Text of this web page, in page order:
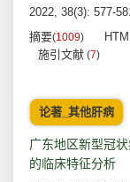
2022, 38(3): 577-
摘要(1009)
施引文献 (7)
论著_其他肝病
广东地区新型冠
的临床特征分析